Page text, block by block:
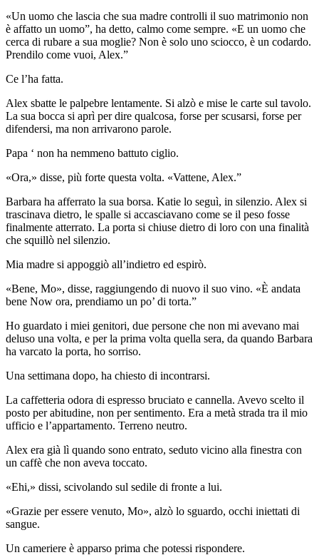
«Un uomo che lascia che sua madre controlli il suo matrimonio non
è affatto un uomo”, ha detto, calmo come sempre. «E un uomo che
cerca di rubare a sua moglie? Non è solo uno sciocco, è un codardo.
Prendilo come vuoi, Alex.”
Ce l’ha fatta.
Alex sbatte le palpebre lentamente. Si alzò e mise le carte sul tavolo.
La sua bocca si aprì per dire qualcosa, forse per scusarsi, forse per
difendersi, ma non arrivarono parole.
Papa ‘ non ha nemmeno battuto ciglio.
«Ora,» disse, più forte questa volta. «Vattene, Alex.”
Barbara ha afferrato la sua borsa. Katie lo seguì, in silenzio. Alex si
trascinava dietro, le spalle si accasciavano come se il peso fosse
finalmente atterrato. La porta si chiuse dietro di loro con una finalità
che squillò nel silenzio.
Mia madre si appoggiò all’indietro ed espirò.
«Bene, Mo», disse, raggiungendo di nuovo il suo vino. «È andata
bene Now ora, prendiamo un po’ di torta.”
Ho guardato i miei genitori, due persone che non mi avevano mai
deluso una volta, e per la prima volta quella sera, da quando Barbara
ha varcato la porta, ho sorriso.
Una settimana dopo, ha chiesto di incontrarsi.
La caffetteria odora di espresso bruciato e cannella. Avevo scelto il
posto per abitudine, non per sentimento. Era a metà strada tra il mio
ufficio e l’appartamento. Terreno neutro.
Alex era già lì quando sono entrato, seduto vicino alla finestra con
un caffè che non aveva toccato.
«Ehi,» dissi, scivolando sul sedile di fronte a lui.
«Grazie per essere venuto, Mo», alzò lo sguardo, occhi iniettati di
sangue.
Un cameriere è apparso prima che potessi rispondere.